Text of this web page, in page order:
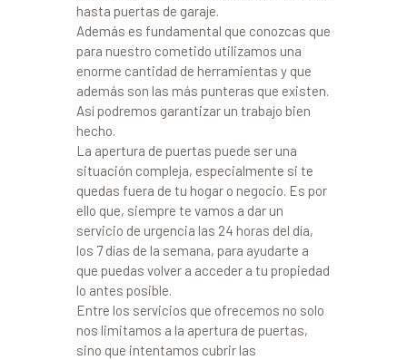
hasta puertas de garaje.
Además es fundamental que conozcas que
para nuestro cometido utilizamos una
enorme cantidad de herramientas y que
además son las más punteras que existen.
Así podremos garantizar un trabajo bien
hecho.
La apertura de puertas puede ser una
situación compleja, especialmente si te
quedas fuera de tu hogar o negocio. Es por
ello que, siempre te vamos a dar un
servicio de urgencia las 24 horas del día,
los 7 días de la semana, para ayudarte a
que puedas volver a acceder a tu propiedad
lo antes posible.
Entre los servicios que ofrecemos no solo
nos limitamos a la apertura de puertas,
sino que intentamos cubrir las